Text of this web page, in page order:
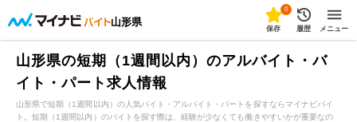
山形県
0
保存 履歴 メニュー
山形県の短期（1週間以内）のアルバイト・バ
イト・パート求人情報
山形県で短期（1週間以内）の人気バイト・アルバイト・パートを探すならマイナビバイ
ト。短期（1週間以内）のバイトを探す際は、経験が少なくても働きやすいかが重要なの